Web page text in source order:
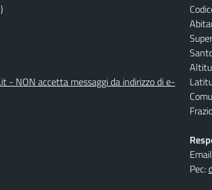
- NON accetta messaggi da indirizzo di e-
Pec: